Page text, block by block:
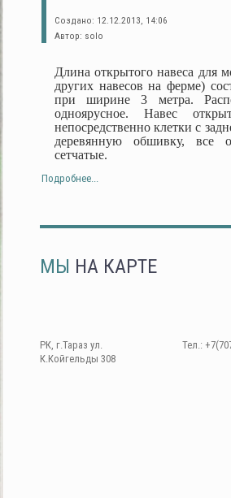
Создано: 12.12.2013, 14:06
Автор: solo
Длина открытого навеса для
других навесов на ферме)
при ширине 3 метра.
одноярусное. Навес
непосредственно клетки с
деревянную обшивку, все
сетчатые.
Подробнее...
МЫ НА КАРТЕ
РК, г.Тараз ул.
К.Койгельды 308
Тел.: